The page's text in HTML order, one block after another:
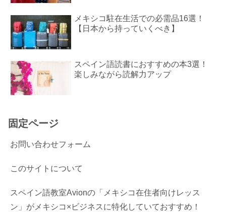
メキシコ駐在生活での必需品16選！
【日本から持っていくべき】
スペイン語読書におすすめの本3選！
楽しみながら読解力アップ
固定ページ
お問い合わせフォーム
このサイトについて
スペイン語教室Avionの「メキシコ在住者向けレッス
ン」がメキシコ×ビジネスに特化していておすすめ！